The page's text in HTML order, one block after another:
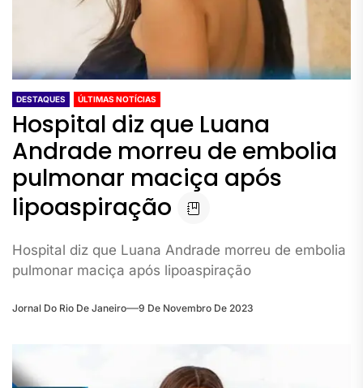
DESTAQUES ÚLTIMAS NOTÍCIAS
Hospital diz que Luana
Andrade morreu de embolia
pulmonar maciça após
lipoaspiração
Hospital diz que Luana Andrade morreu de embolia
pulmonar maciça após lipoaspiração
Jornal Do Rio De Janeiro 9 De Novembro De 2023